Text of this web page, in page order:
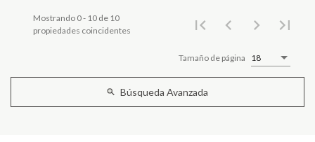
Tamaño de página 18
Mostrando 0 - 10 de 10
propiedades coincidentes
Búsqueda Avanzada